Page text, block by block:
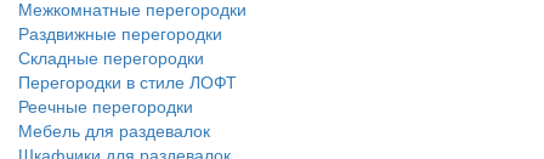
Межкомнатные перегородки
Раздвижные перегородки
Складные перегородки
Перегородки в стиле ЛОФТ
Реечные перегородки
Мебель для раздевалок
Шкафчики для раздевалок